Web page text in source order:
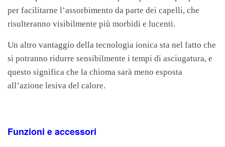
per facilitarne l’assorbimento da parte dei capelli, che
risulteranno visibilmente più morbidi e lucenti.
Un altro vantaggio della tecnologia ionica sta nel fatto che
si potranno ridurre sensibilmente i tempi di asciugatura, e
questo significa che la chioma sarà meno esposta
all’azione lesiva del calore.
Funzioni e accessori